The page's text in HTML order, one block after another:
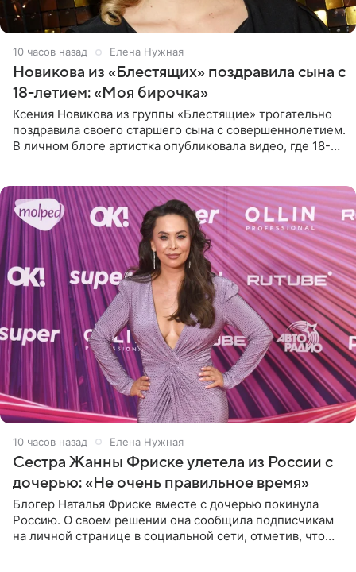
10 часов назад Елена Нужная
Новикова из «Блестящих» поздравила сына с
18-летием: «Моя бирочка»
Ксения Новикова из группы «Блестящие» трогательно
поздравила своего старшего сына с совершеннолетием.
В личном блоге артистка опубликовала видео, где 18-
10 часов назад Елена Нужная
Сестра Жанны Фриске улетела из России с
дочерью: «Не очень правильное время»
Блогер Наталья Фриске вместе с дочерью покинула
Россию. О своем решении она сообщила подписчикам
на личной странице в социальной сети, отметив, что